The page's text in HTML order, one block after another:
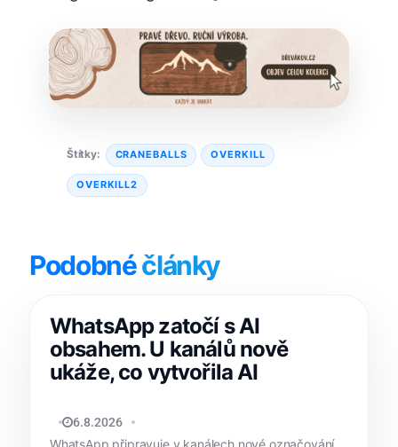
Štítky: CRANEBALLS OVERKILL
OVERKILL2
Podobnéčlánky
WhatsApp zatočí s AI
obsahem. U kanálů nově
ukáže, co vytvořila AI
JAN HOLEŠ
6.8.2026
WhatsApp připravuje v kanálech nové označování